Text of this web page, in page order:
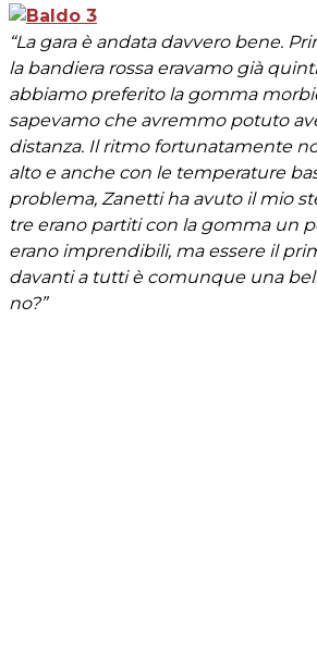
“La gara è andata davvero bene.
la bandiera rossa eravamo già
abbiamo preferito la gomma
sapevamo che avremmo potuto
distanza. Il ritmo fortunatamente
alto e anche con le temperature
problema, Zanetti ha avuto il mio
tre erano partiti con la gomma un
erano imprendibili, ma essere il
davanti a tutti è comunque una
no?”